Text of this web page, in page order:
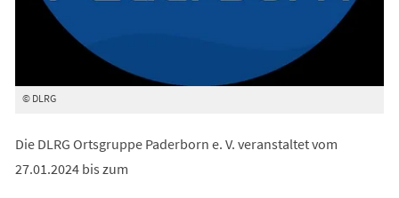
© DLRG
Die DLRG Ortsgruppe Paderborn e. V. veranstaltet vom
27.01.2024 bis zum